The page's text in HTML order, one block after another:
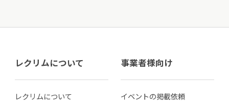
レクリムについて
レクリムについて
事業者様向け
イベントの掲載依頼